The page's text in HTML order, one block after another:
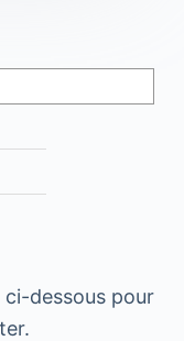
ci-dessous pour